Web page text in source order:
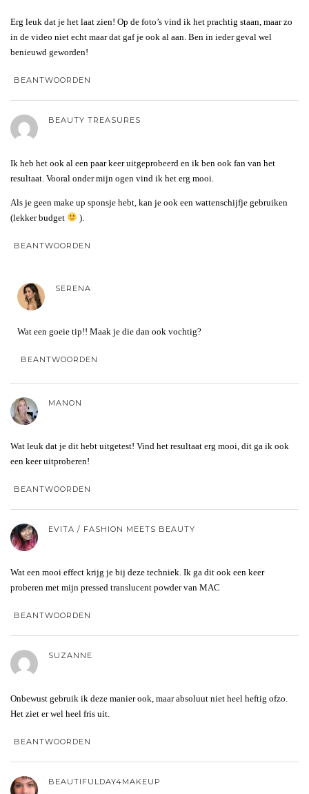
Erg leuk dat je het laat zien! Op de foto’s vind ik het prachtig staan, maar zo
in de video niet echt maar dat gaf je ook al aan. Ben in ieder geval wel
benieuwd geworden!
BEANTWOORDEN
BEAUTY TREASURES
Ik heb het ook al een paar keer uitgeprobeerd en ik ben ook fan van het
resultaat. Vooral onder mijn ogen vind ik het erg mooi.
Als je geen make up sponsje hebt, kan je ook een wattenschijfje gebruiken
(lekker budget
).
BEANTWOORDEN
SERENA
Wat een goeie tip!! Maak je die dan ook vochtig?
BEANTWOORDEN
MANON
Wat leuk dat je dit hebt uitgetest! Vind het resultaat erg mooi, dit ga ik ook
een keer uitproberen!
BEANTWOORDEN
EVITA / FASHION MEETS BEAUTY
Wat een mooi effect krijg je bij deze techniek. Ik ga dit ook een keer
proberen met mijn pressed translucent powder van MAC
BEANTWOORDEN
SUZANNE
Onbewust gebruik ik deze manier ook, maar absoluut niet heel heftig ofzo.
Het ziet er wel heel fris uit.
BEANTWOORDEN
BEAUTIFULDAY4MAKEUP